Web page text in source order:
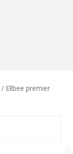
/ Ellbee premier